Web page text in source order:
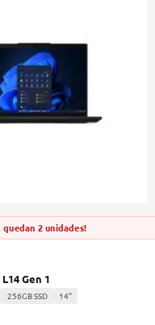
quedan 2 unidades!
Gen 1
256GB SSD 14"